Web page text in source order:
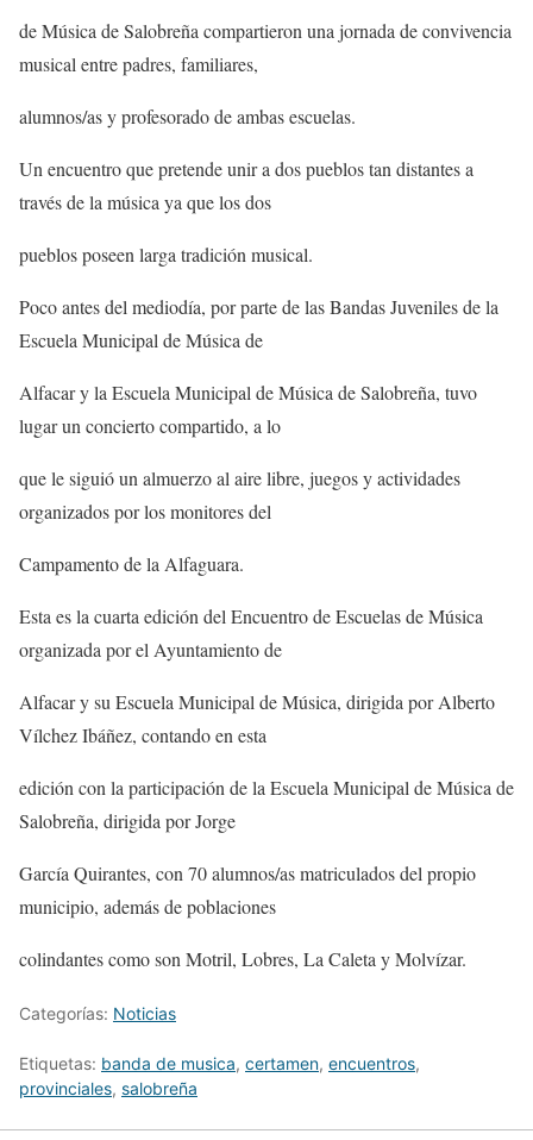
de Música de Salobreña compartieron una jornada de convivencia
musical entre padres, familiares,
alumnos/as y profesorado de ambas escuelas.
Un encuentro que pretende unir a dos pueblos tan distantes a
través de la música ya que los dos
pueblos poseen larga tradición musical.
Poco antes del mediodía, por parte de las Bandas Juveniles de la
Escuela Municipal de Música de
Alfacar y la Escuela Municipal de Música de Salobreña, tuvo
lugar un concierto compartido, a lo
que le siguió un almuerzo al aire libre, juegos y actividades
organizados por los monitores del
Campamento de la Alfaguara.
Esta es la cuarta edición del Encuentro de Escuelas de Música
organizada por el Ayuntamiento de
Alfacar y su Escuela Municipal de Música, dirigida por Alberto
Vílchez Ibáñez, contando en esta
edición con la participación de la Escuela Municipal de Música de
Salobreña, dirigida por Jorge
García Quirantes, con 70 alumnos/as matriculados del propio
municipio, además de poblaciones
colindantes como son Motril, Lobres, La Caleta y Molvízar.
Categorías: Noticias
Etiquetas: banda de musica, certamen, encuentros,
provinciales, salobreña